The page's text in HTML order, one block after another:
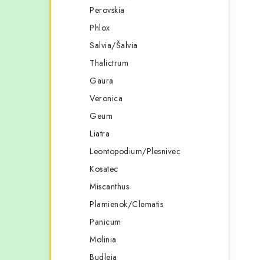
Perovskia
Phlox
Salvia/Šalvia
Thalictrum
Gaura
Veronica
Geum
Liatra
Leontopodium/Plesnivec
Kosatec
Miscanthus
Plamienok/Clematis
Panicum
Molinia
Budleja